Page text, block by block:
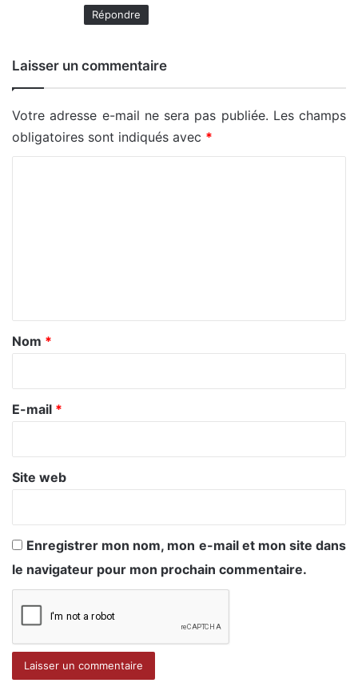
Répondre
Laisser un commentaire
Votre adresse e-mail ne sera pas publiée. Les champs
obligatoires sont indiqués avec *
a
e
Nom *
E-mail *
Site web
Enregistrer mon nom, mon e-mail et mon site dans
le navigateur pour mon prochain commentaire.